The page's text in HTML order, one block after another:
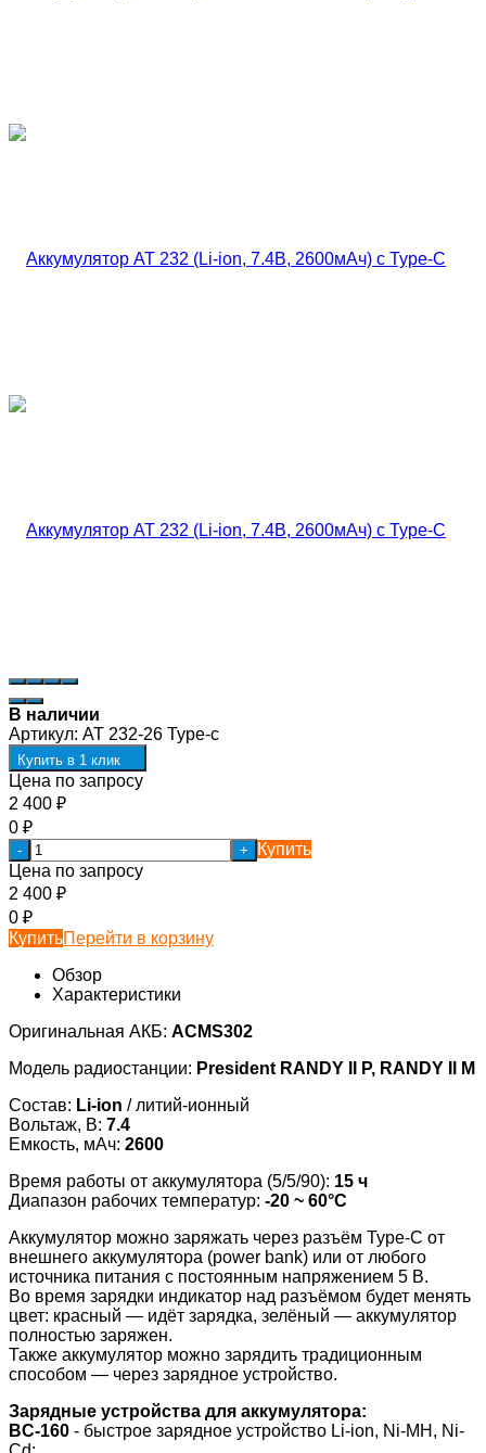
В наличии
Артикул: AT 232-26 Type-c
Купить в 1 клик
Цена по запросу
2 400 ₽
0 ₽
- +
Купить
Цена по запросу
2 400 ₽
0 ₽
КупитьПерейти в корзину
Обзор
Характеристики
Оригинальная АКБ: ACMS302
Модель радиостанции: President RANDY II P, RANDY II M
Состав: Li-ion / литий-ионный
Вольтаж, В: 7.4
Емкость, мАч: 2600
Время работы от аккумулятора (5/5/90): 15 ч
Диапазон рабочих температур: -20 ~ 60°С
Аккумулятор можно заряжать через разъём Type-C от
внешнего аккумулятора (power bank) или от любого
источника питания с постоянным напряжением 5 В.
Во время зарядки индикатор над разъёмом будет менять
цвет: красный — идёт зарядка, зелёный — аккумулятор
полностью заряжен.
Также аккумулятор можно зарядить традиционным
способом — через зарядное устройство.
Зарядные устройства для аккумулятора:
BC-160 - быстрое зарядное устройство Li-ion, Ni-MH, Ni-